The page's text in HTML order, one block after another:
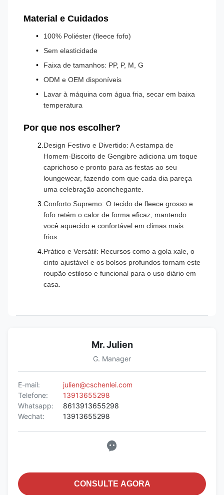
Material e Cuidados
100% Poliéster (fleece fofo)
Sem elasticidade
Faixa de tamanhos: PP, P, M, G
ODM e OEM disponíveis
Lavar à máquina com água fria, secar em baixa
temperatura
Por que nos escolher?
Design Festivo e Divertido: A estampa de
Homem-Biscoito de Gengibre adiciona um toque
caprichoso e pronto para as festas ao seu
loungewear, fazendo com que cada dia pareça
uma celebração aconchegante.
Conforto Supremo: O tecido de fleece grosso e
fofo retém o calor de forma eficaz, mantendo
você aquecido e confortável em climas mais
frios.
Prático e Versátil: Recursos como a gola xale, o
cinto ajustável e os bolsos profundos tornam este
roupão estiloso e funcional para o uso diário em
casa.
Mr. Julien
G. Manager
E-mail:
julien@cschenlei.com
Telefone:
13913655298
Whatsapp:
8613913655298
Wechat:
13913655298
CONSULTE AGORA